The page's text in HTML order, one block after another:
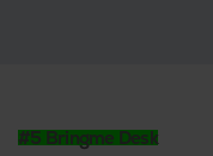
#5 Bringme Desk